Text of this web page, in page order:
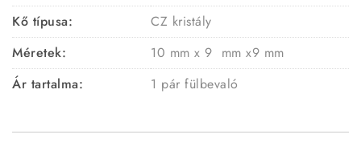
Kő típusa:
CZ kristály
Méretek:
10 mm x 9 mm x9 mm
Ár tartalma:
1 pár fülbevaló